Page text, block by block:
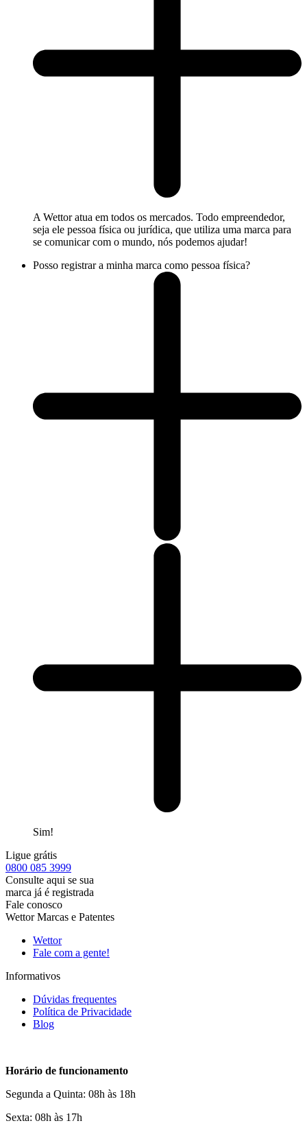
A Wettor atua em todos os mercados. Todo empreendedor,
seja ele pessoa física ou jurídica, que utiliza uma marca para
se comunicar com o mundo, nós podemos ajudar!
Posso registrar a minha marca como pessoa física?
Sim!
Ligue grátis
0800 085 3999
Consulte aqui se sua
marca já é registrada
Fale conosco
Wettor Marcas e Patentes
Wettor
Fale com a gente!
Informativos
Dúvidas frequentes
Política de Privacidade
Blog
Horário de funcionamento
Segunda a Quinta: 08h às 18h
Sexta: 08h às 17h